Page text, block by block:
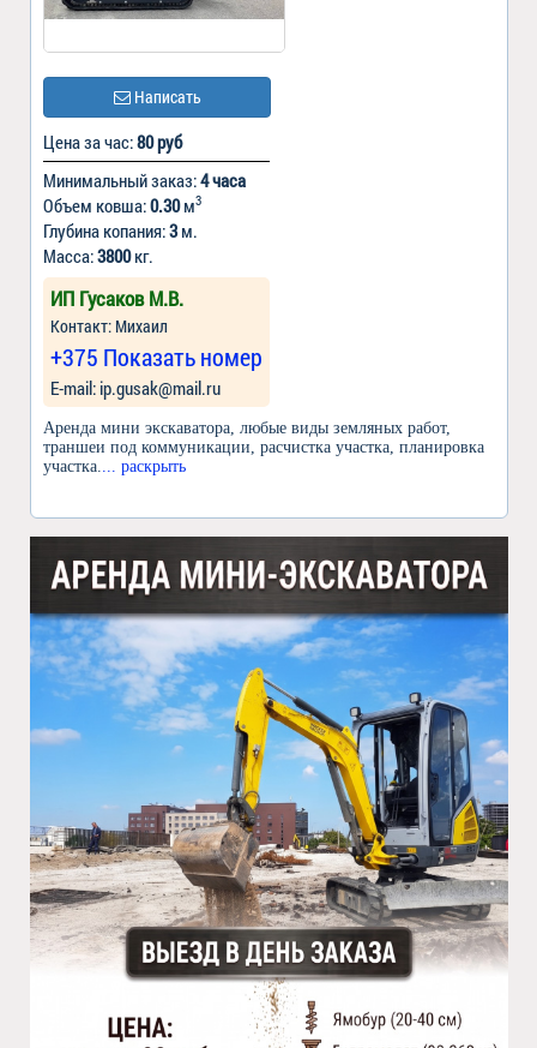
Написать
Цена за час:80 руб
Минимальный заказ:4 часа
Объем ковша:0.30м3
Глубина копания:3м.
Масса:3800кг.
ИП Гусаков М.В.
Контакт: Михаил
+375 Показать номер
Е-mail: ip.gusak@mail.ru
Аренда мини экскаватора, любые виды земляных работ,
траншеи под коммуникации, расчистка участка, планировка
участка.
... раскрыть